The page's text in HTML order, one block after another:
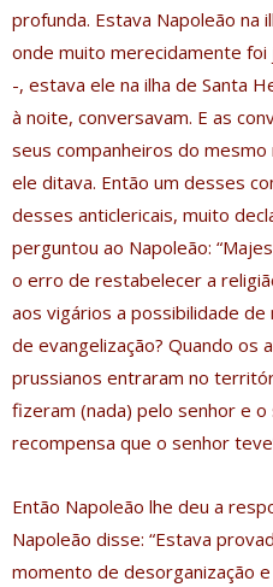
profunda. Estava Napoleão na
onde muito merecidamente foi
-, estava ele na ilha de Santa
à noite, conversavam. E as
seus companheiros do
ele ditava. Então um desses
desses anticlericais, muito
perguntou ao Napoleão:
o erro de restabelecer a
aos vigários a possibilidade
de evangelização? Quando os
prussianos entraram no
fizeram (nada) pelo senhor e o
recompensa que o senhor
Então Napoleão lhe deu a
Napoleão disse: “Estava
momento de desorganização